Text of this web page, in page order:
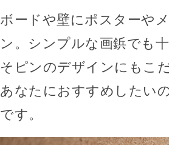
ボードや壁にポスターや
ン。シンプルな画鋲でも
そピンのデザインにもこ
あなたにおすすめしたい
です。